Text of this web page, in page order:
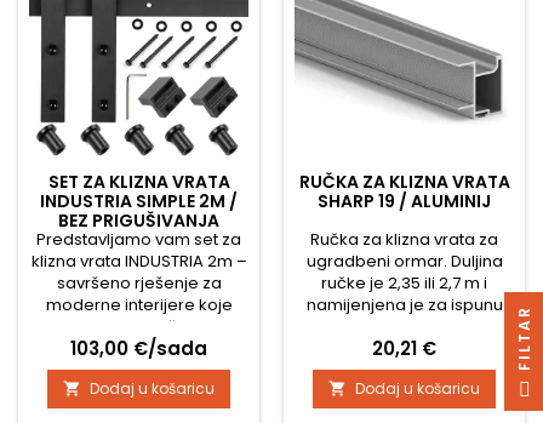
SET ZA KLIZNA VRATA
INDUSTRIA SIMPLE 2M /
BEZ PRIGUŠIVANJA
Predstavljamo vam set za
klizna vrata INDUSTRIA 2m –
savršeno rješenje za
moderne interijere koje
spaja minimalistički dizajn,
vrhunsku kvalitetu izrade i
praktičnu upotrebu. Ovaj
set je idealan izbor za
svakoga tko traži pouzdan
Cijena
103,00 €/sada
 Dodaj u košaricu
RUČKA ZA KLIZNA VRATA
SHARP 19 / ALUMINIJ
Ručka za klizna vrata za
ugradbeni ormar. Duljina
ručke je 2,35 ili 2,7 m i
namijenjena je za ispunu
Četke za ovu vodilicu su
navlake.
Cijena
20,21 €
 Dodaj u košaricu
R